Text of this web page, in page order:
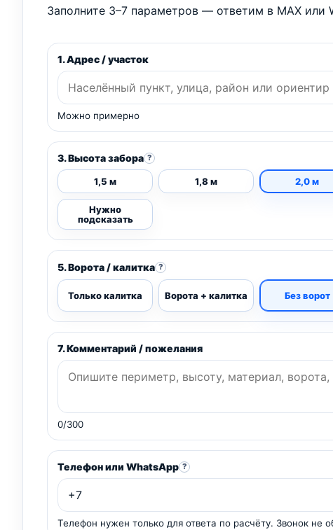
Заполните 3–7 параметров — ответим в MAX или
1. Адрес / участок
Можно примерно
3. Высота забора ?
1,5 м 1,8 м 2,0 м
Нужно
подсказать
5. Ворота / калитка ?
Только калитка Ворота + калитка Без ворот
7. Комментарий / пожелания
0/300
Телефон или WhatsApp ?
Телефон нужен только для ответа по расчёту. Звонок не